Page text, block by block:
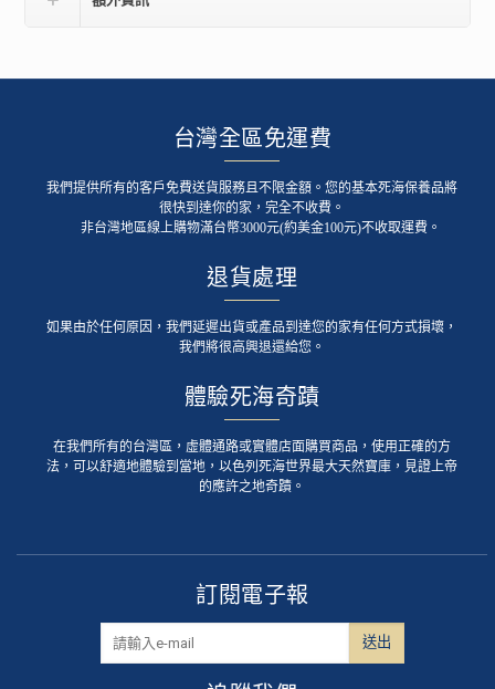
台灣全區免運費
我們提供所有的客戶免費送貨服務且不限金額。您的基本死海保養品將
很快到達你的家，完全不收費。
非台灣地區線上購物滿台幣3000元(約美金100元)不收取運費。
退貨處理
如果由於任何原因，我們延遲出貨或產品到達您的家有任何方式損壞，
我們將很高興退還給您。
體驗死海奇蹟
在我們所有的台灣區，虛體通路或實體店面購買商品，使用正確的方
法，可以舒適地體驗到當地，以色列死海世界最大天然寶庫，見證上帝
的應許之地奇蹟。
訂閱電子報